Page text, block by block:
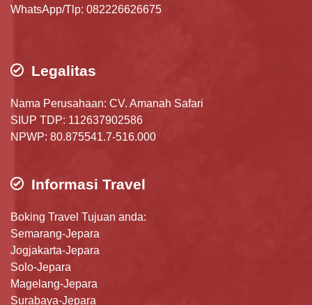
WhatsApp/Tlp: 082226626675
Legalitas
Nama Perusahaan: CV. Amanah Safari
SIUP TDP: 112637902586
NPWP: 80.875541.7-516.000
Informasi Travel
Boking Travel Tujuan anda:
Semarang-Jepara
Jogjakarta-Jepara
Solo-Jepara
Magelang-Jepara
Surabaya-Jepara